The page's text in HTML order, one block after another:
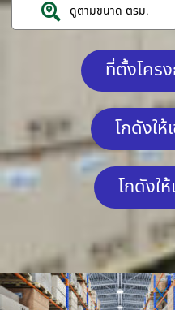
ดูตามขนาด ตรม.
ที่ตั้งโคร
โกดังใ
โกดังใ